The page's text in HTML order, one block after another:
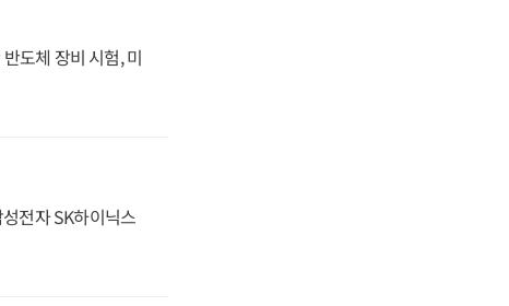
도체 장비 시험, 미
전자 SK하이닉스